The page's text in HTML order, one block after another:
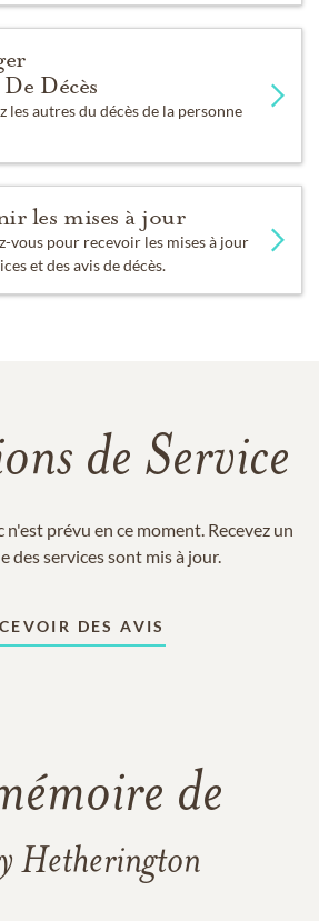
Décès
les autres du décès de la personne
les mises à jour
vous pour recevoir les mises à jour
et des avis de décès.
de Service
prévu en ce moment. Recevez un
des services sont mis à jour.
DES AVIS
de
Hetherington